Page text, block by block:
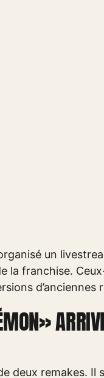
un
la franchise.
deux remakes. Il